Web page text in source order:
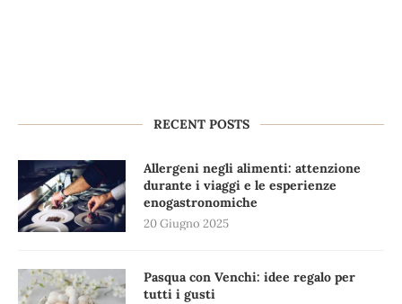
RECENT POSTS
Allergeni negli alimenti: attenzione
durante i viaggi e le esperienze
enogastronomiche
20 Giugno 2025
Pasqua con Venchi: idee regalo per
tutti i gusti